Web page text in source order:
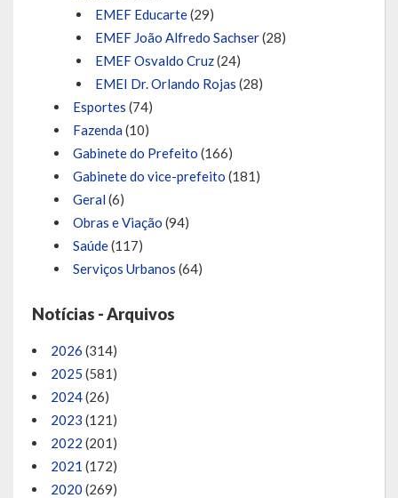
EMEF Educarte(29)
EMEF João Alfredo Sachser(28)
EMEF Osvaldo Cruz(24)
EMEI Dr. Orlando Rojas (28)
Esportes (74)
Fazenda(10)
Gabinete do Prefeito (166)
Gabinete do vice-prefeito (181)
Geral(6)
Obras e Viação (94)
Saúde(117)
Serviços Urbanos (64)
Notícias - Arquivos
2026 (314)
2025 (581)
2024(26)
2023 (121)
2022 (201)
2021 (172)
2020 (269)